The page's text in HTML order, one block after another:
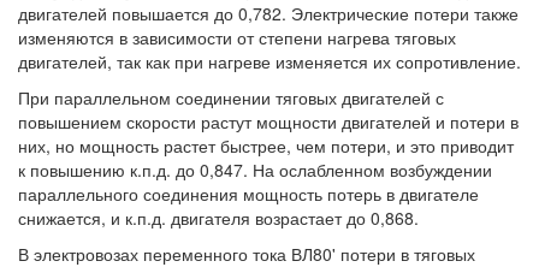
двигателей повышается до 0,782. Электрические потери также
изменяются в зависимости от степени нагрева тяговых
двигателей, так как при нагреве изменяется их сопротивление.
При параллельном соединении тяговых двигателей с
повышением скорости растут мощности двигателей и потери в
них, но мощность растет быстрее, чем потери, и это приводит
к повышению к.п.д. до 0,847. На ослабленном возбуждении
параллельного соединения мощность потерь в двигателе
снижается, и к.п.д. двигателя возрастает до 0,868.
В электровозах переменного тока ВЛ80' потери в тяговых